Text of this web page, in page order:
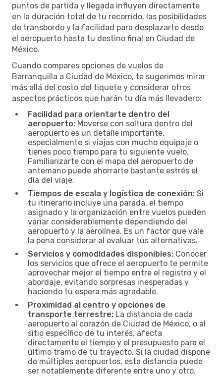
puntos de partida y llegada influyen directamente
en la duración total de tu recorrido, las posibilidades
de transbordo y la facilidad para desplazarte desde
el aeropuerto hasta tu destino final en Ciudad de
México.
Cuando compares opciones de vuelos de
Barranquilla a Ciudad de México, te sugerimos mirar
más allá del costo del tiquete y considerar otros
aspectos prácticos que harán tu día más llevadero:
Facilidad para orientarte dentro del
aeropuerto: Moverse con soltura dentro del
aeropuerto es un detalle importante,
especialmente si viajas con mucho equipaje o
tienes poco tiempo para tu siguiente vuelo.
Familiarizarte con el mapa del aeropuerto de
antemano puede ahorrarte bastante estrés el
día del viaje.
Tiempos de escala y logística de conexión: Si
tu itinerario incluye una parada, el tiempo
asignado y la organización entre vuelos pueden
variar considerablemente dependiendo del
aeropuerto y la aerolínea. Es un factor que vale
la pena considerar al evaluar tus alternativas.
Servicios y comodidades disponibles: Conocer
los servicios que ofrece el aeropuerto te permite
aprovechar mejor el tiempo entre el registro y el
abordaje, evitando sorpresas inesperadas y
haciendo tu espera más agradable.
Proximidad al centro y opciones de
transporte terrestre: La distancia de cada
aeropuerto al corazón de Ciudad de México, o al
sitio específico de tu interés, afecta
directamente el tiempo y el presupuesto para el
último tramo de tu trayecto. Si la ciudad dispone
de múltiples aeropuertos, esta distancia puede
ser notablemente diferente entre uno y otro.